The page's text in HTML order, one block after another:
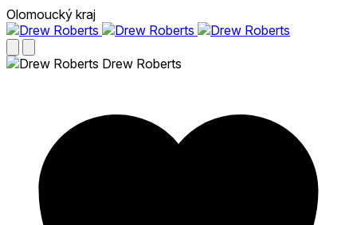
Olomoucký kraj
Drew Roberts